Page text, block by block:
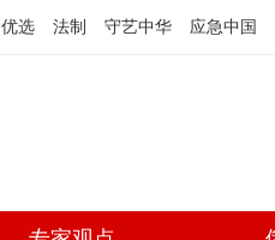
优选 法制 守艺中华 应急中国